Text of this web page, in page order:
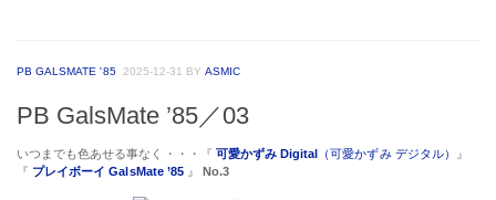
PB GALSMATE '85 2025-12-31 BYASMIC
PB GalsMate ’85／03
いつまでも色あせる事なく・・・『 可愛かずみ Digital （可愛かずみ デジタル）
』
『 プレイボーイ GalsMate ’85』No.3